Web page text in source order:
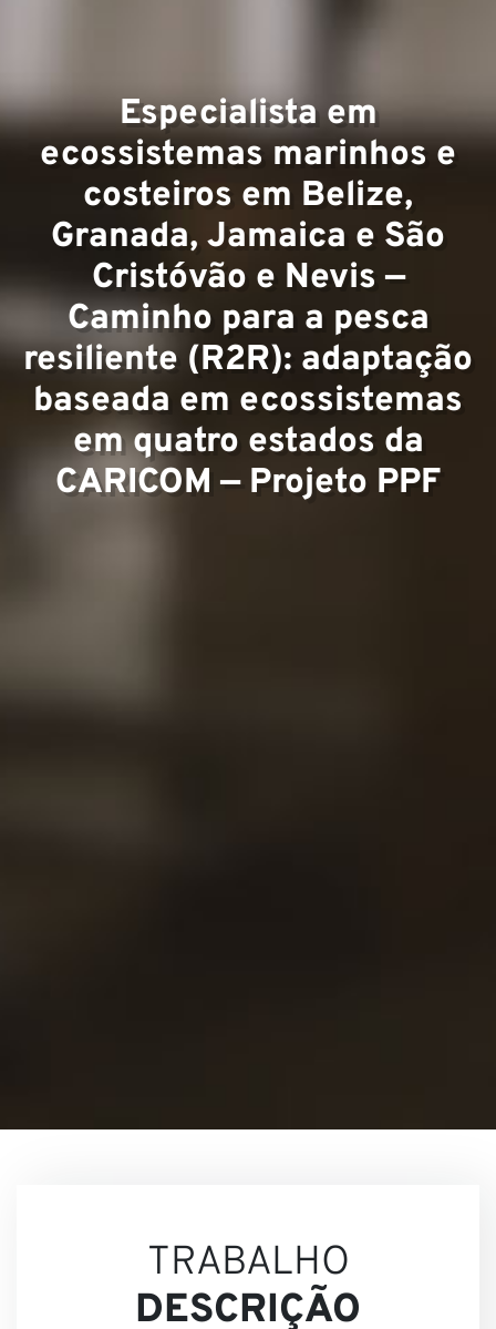
Especialista em
ecossistemas marinhos e
costeiros em Belize,
Granada, Jamaica e São
Cristóvão e Nevis —
Caminho para a pesca
resiliente (R2R): adaptação
baseada em ecossistemas
em quatro estados da
CARICOM — Projeto PPF
TRABALHO
DESCRIÇÃO